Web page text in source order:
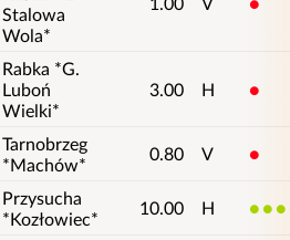
Stalowa
Wola*
Rabka *G.
Luboń
Wielki*
3.00 H 1
Tarnobrzeg
*Machów*
0.80 V 1
Przysucha
*Kozłowiec*
10.00 H 4